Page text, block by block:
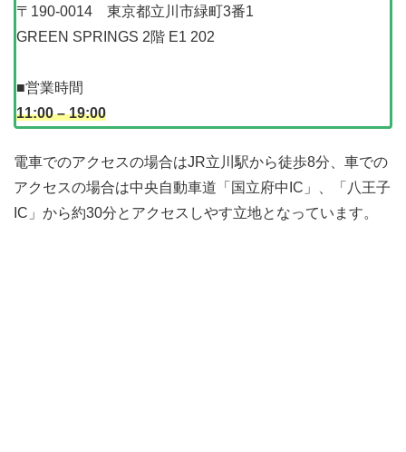
〒190-0014 東京都立川市緑町3番1
GREEN SPRINGS 2階 E1 202
■営業時間
11:00 – 19:00
電車でのアクセスの場合はJR立川駅から徒歩8分、車での
アクセスの場合は中央自動車道「国立府中IC」、「八王子
IC」から約30分とアクセスしやす立地となっています。